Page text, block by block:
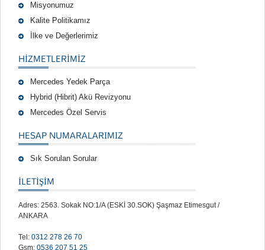
Misyonumuz
Kalite Politikamız
İlke ve Değerlerimiz
HIZMETLERIMIZ
Mercedes Yedek Parça
Hybrid (Hibrit) Akü Revizyonu
Mercedes Özel Servis
HESAP NUMARALARIMIZ
Sık Sorulan Sorular
İLETİŞİM
Adres: 2563. Sokak NO:1/A (ESKİ 30.SOK) Şaşmaz Etimesgut /
ANKARA
Tel: 0312 278 26 70
Gsm: 0536 207 51 25